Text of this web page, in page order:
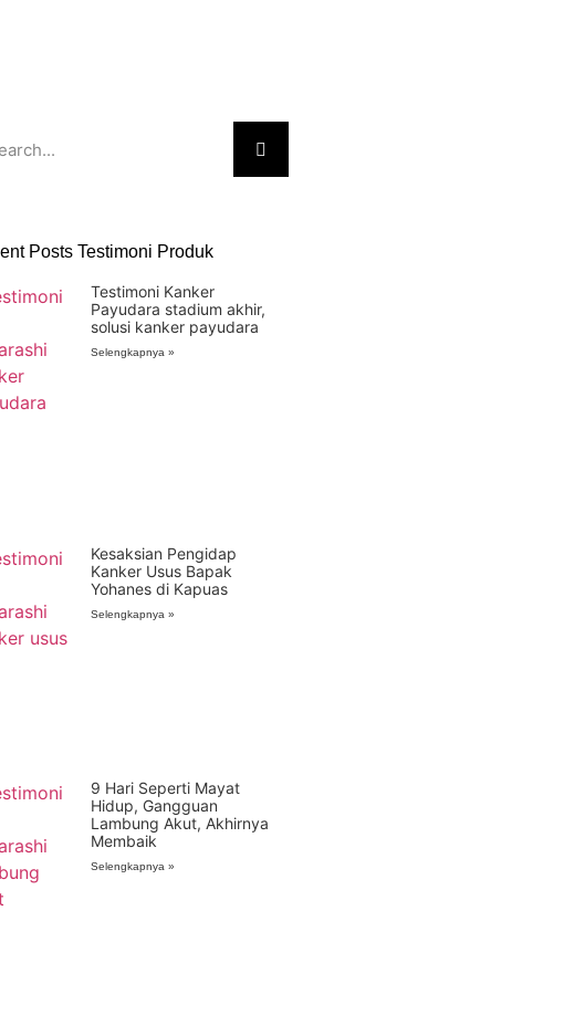
Posts Testimoni Produk
Testimoni Kanker
Payudara stadium akhir,
solusi kanker payudara
Selengkapnya »
Kesaksian Pengidap
Kanker Usus Bapak
Yohanes di Kapuas
Selengkapnya »
9 Hari Seperti Mayat
Hidup, Gangguan
Lambung Akut, Akhirnya
Membaik
Selengkapnya »